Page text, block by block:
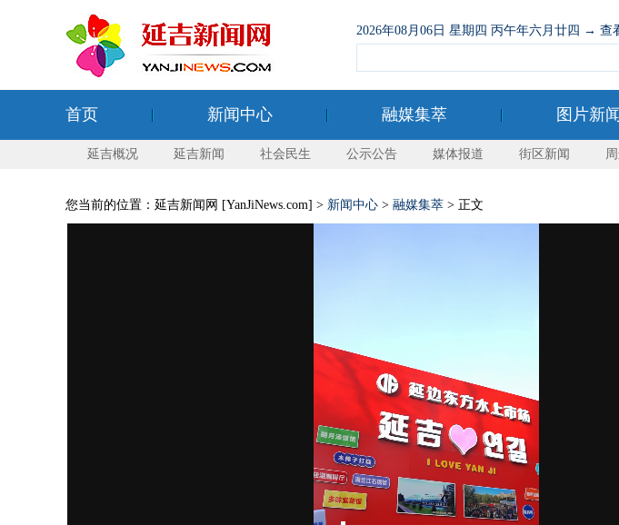
2026年08月06日 星期四 丙午年六月廿四 → 查
首页 新闻中心 融媒集萃 图片新闻
延吉概况 延吉新闻 社会民生 公示公告 媒体报道 街区新闻
您当前的位置：延吉新闻网 [YanJiNews.com] > 新闻中心 > 融媒集萃 > 正文